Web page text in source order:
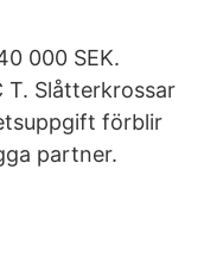
000 SEK.
T. Slåtterkrossar
förblir
partner.